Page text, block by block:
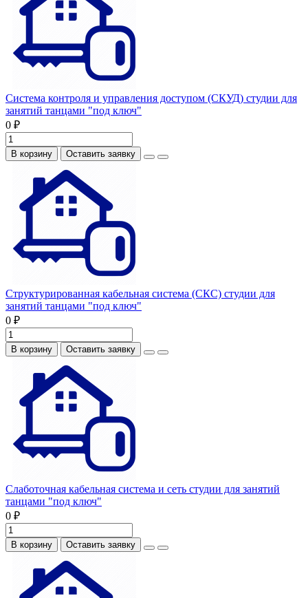
Система контроля и управления доступом (СКУД) студии для
занятий танцами "под ключ"
0 ₽
В корзину Оставить заявку
Структурированная кабельная система (СКС) студии для
занятий танцами "под ключ"
0 ₽
В корзину Оставить заявку
Слаботочная кабельная система и сеть студии для занятий
танцами "под ключ"
0 ₽
В корзину Оставить заявку